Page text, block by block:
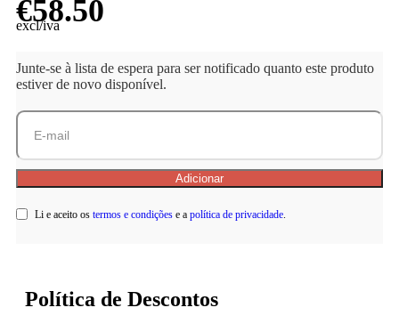
€58.50
excl/iva
Junte-se à lista de espera para ser notificado quanto este produto
estiver de novo disponível.
Li e aceito os termos e condições e a política de privacidade.
Política de Descontos